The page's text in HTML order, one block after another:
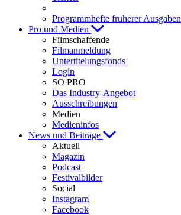
Programmhefte früherer Ausgaben
Pro und Medien
Filmschaffende
Filmanmeldung
Untertitelungsfonds
Login
SO PRO
Das Industry-Angebot
Ausschreibungen
Medien
Medieninfos
News und Beiträge
Aktuell
Magazin
Podcast
Festivalbilder
Social
Instagram
Facebook